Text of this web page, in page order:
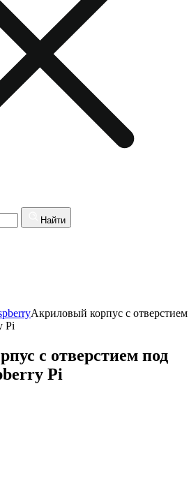
Найти
Акриловый корпус с отверстием
Pi
с отверстием под
Pi